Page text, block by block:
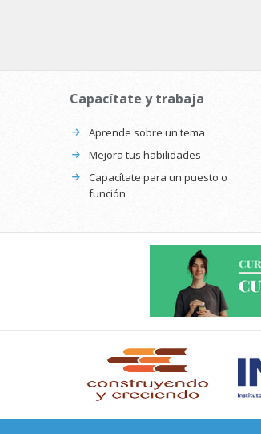
Capacítate y trabaja
Aprende sobre un tema
Mejora tus habilidades
Capacítate para un puesto o
función